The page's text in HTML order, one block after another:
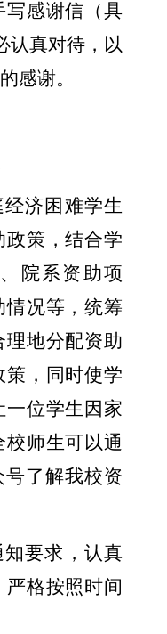
写感谢信（具
认真对待，以
感谢。
济困难学生
政策，结合学
院系资助项
情况等，统筹
地分配资助
策，同时使学
位学生因家
师生可以通
号了解我校资
要求，认真
格按照时间